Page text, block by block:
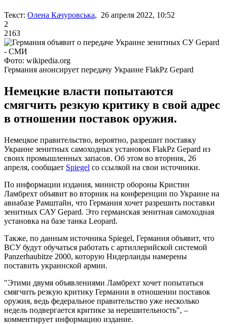
Текст: Олена Качуровська, 26 апреля 2022, 10:52
2
2163
Фото: wikipedia.org
Германия анонсирует передачу Украине FlakPz Gepard
Немецкие власти попытаются
смягчить резкую критику в свой адрес
в отношении поставок оружия.
Немецкое правительство, вероятно, разрешит поставку
Украине зенитных самоходных установок FlakPz Gepard из
своих промышленных запасов. Об этом во вторник, 26
апреля, сообщает Spiegel со ссылкой на свои источники.
По информации издания, министр обороны Кристин
Ламбрехт объявит во вторник на конференции по Украине на
авиабазе Рамштайн, что Германия хочет разрешить поставки
зенитных САУ Gepard. Это германская зенитная самоходная
установка на базе танка Leopard.
Также, по данным источника Spiegel, Германия объявит, что
ВСУ будут обучаться работать с артиллерийской системой
Panzerhaubitze 2000, которую Нидерланды намерены
поставить украинской армии.
"Этими двумя объявлениями Ламбрехт хочет попытаться
смягчить резкую критику Германии в отношении поставок
оружия, ведь федеральное правительство уже несколько
недель подвергается критике за нерешительность", –
комментирует информацию издание.